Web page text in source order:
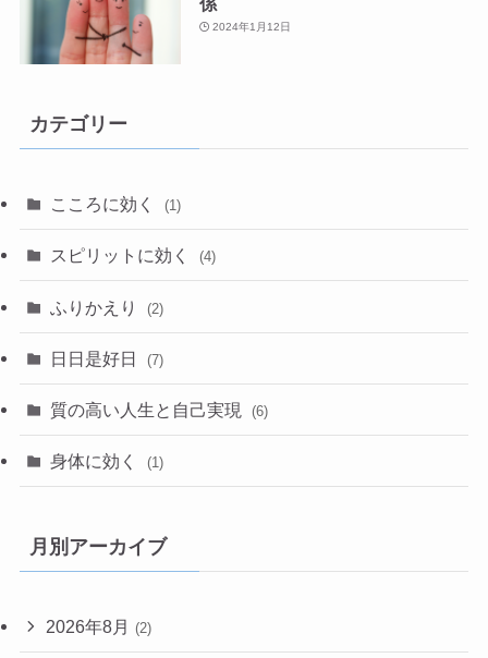
2024年1月12日
カテゴリー
こころに効く (1)
スピリットに効く (4)
ふりかえり (2)
日日是好日 (7)
質の高い人生と自己実現 (6)
身体に効く (1)
月別アーカイブ
2026年8月 (2)